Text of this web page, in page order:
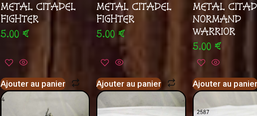
METAL CITADEL
FIGHTER
5.00 €
Ajouter au panier
METAL CITADEL
FIGHTER
5.00 €
Ajouter au panier
METAL
NORMAND
WARRIOR
5.00 €
Ajouter au panier